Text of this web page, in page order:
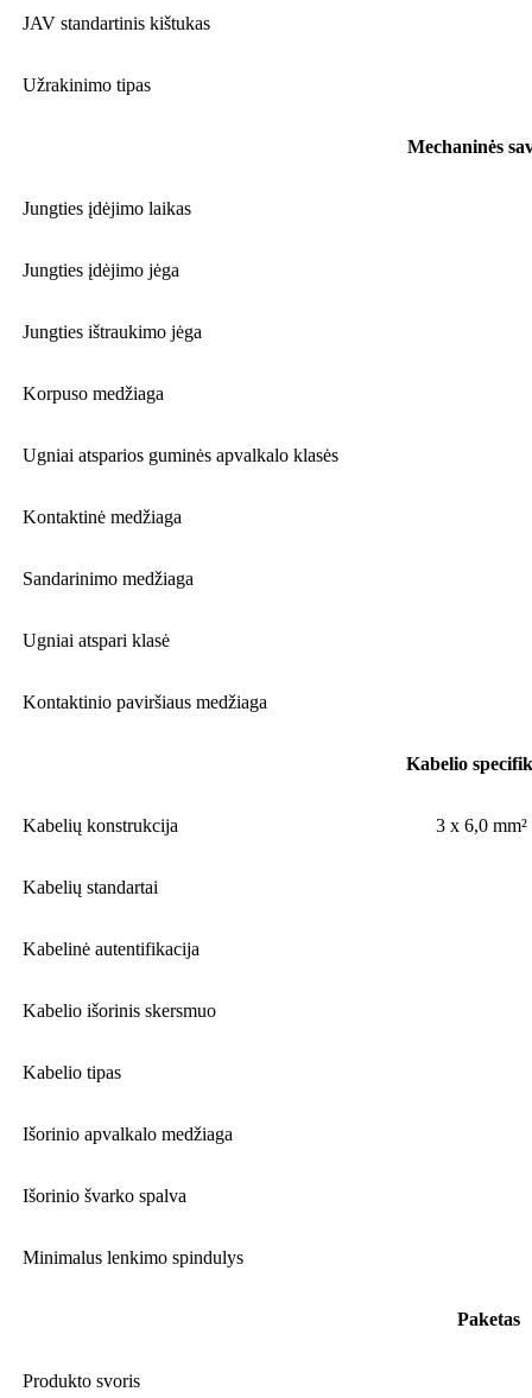
JAV standartinis kištukas
Užrakinimo tipas
Mechaninės
Jungties įdėjimo laikas
Jungties įdėjimo jėga
Jungties ištraukimo jėga
Korpuso medžiaga
Ugniai atsparios guminės apvalkalo klasės
Kontaktinė medžiaga
Sandarinimo medžiaga
Ugniai atspari klasė
Kontaktinio paviršiaus medžiaga
Kabelio
Kabelių konstrukcija 3 x 6,0
Kabelių standartai
Kabelinė autentifikacija
Kabelio išorinis skersmuo
Kabelio tipas
Išorinio apvalkalo medžiaga
Išorinio švarko spalva
Minimalus lenkimo spindulys
Paketas
Produkto svoris